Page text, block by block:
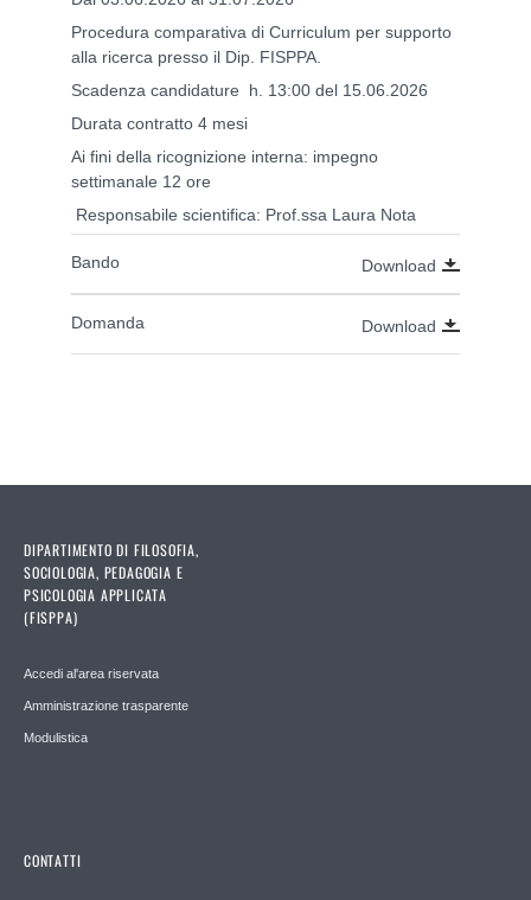
Procedura comparativa di Curriculum per supporto
alla ricerca presso il Dip. FISPPA.
Scadenza candidature h. 13:00 del 15.06.2026
Durata contratto 4 mesi
Ai fini della ricognizione interna: impegno
settimanale 12 ore
Responsabile scientifica: Prof.ssa Laura Nota
Bando Download
Domanda Download
DIPARTIMENTO DI FILOSOFIA,
SOCIOLOGIA, PEDAGOGIA E
PSICOLOGIA APPLICATA
(FISPPA)
Accedi al'area riservata
Amministrazione trasparente
Modulistica
CONTATTI